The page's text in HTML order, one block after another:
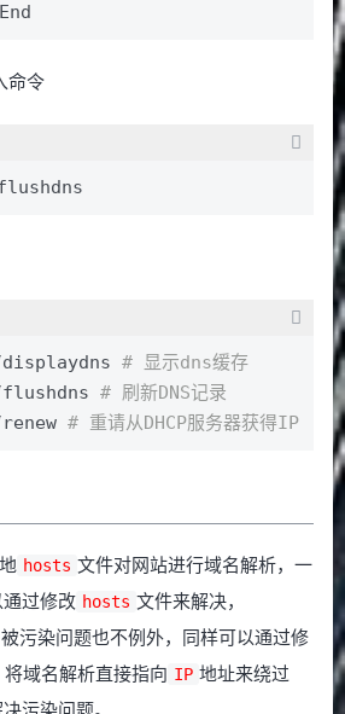
命令
# 显示dns缓存
# 刷新DNS记录
# 重请从DHCP服务器获得IP
hosts 文件对网站进行域名解析，一
过修改 hosts 文件来解决，
污染问题也不例外，同样可以通过修
域名解析直接指向 IP 地址来绕过
污染问题。